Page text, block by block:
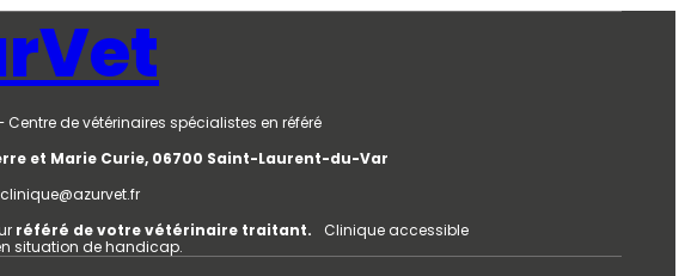
Centre de vétérinaires spécialistes en référé
et Marie Curie, 06700 Saint-Laurent-du-Var
référé de votre vétérinaire traitant. Clinique accessible
situation de handicap.